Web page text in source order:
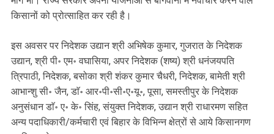
किसानों को प्रोत्साहित कर रही है।
इस अवसर पर निदेशक उद्यान श्री अभिषेक कुमार, गुजरात के निदेशक
उद्यान, श्री पी॰ एम॰ वघासिया, अपर निदेशक (शष्य) श्री धनंजयपति
त्रिपाठी, निदेशक, बसोका श्री शंकर कुमार चैधरी, निदेशक, बामेती श्री
आभान्शु सी॰ जैन, डाॅ॰ आर॰पी॰सी॰ए॰यू॰, पूसा, समस्तीपुर के निदेशक
अनुसंधान डाॅ॰ ए॰ के॰ सिंह, संयुक्त निदेशक, उद्यान श्री राधारमण सहित
अन्य पदाधिकारी/कर्मचारी एवं बिहार के विभिन्न क्षेत्रों से आये किसानगण